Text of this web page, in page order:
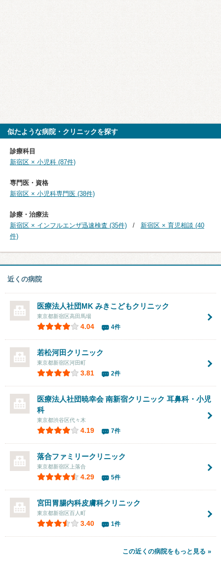
似たような病院・クリニックを探す
診療科目
新宿区 × 小児科 (87件)
専門医・資格
新宿区 × 小児科専門医 (38件)
診療・治療法
新宿区 × インフルエンザ迅速検査 (35件)
新宿区 × 育児相談 (40
件)
近くの病院
医療法人社団MK みきこどもクリニック
東京都新宿区高田馬場
4.04 4件
若松河田クリニック
東京都新宿区河田町
3.81 2件
医療法人社団暁幸会南新宿クリニック 耳鼻科・小児
科
東京都渋谷区代々木
4.19 7件
落合ファミリークリニック
東京都新宿区上落合
4.29 5件
宮田胃腸内科皮膚科クリニック
東京都新宿区百人町
3.40 1件
この近くの病院をもっと見る »